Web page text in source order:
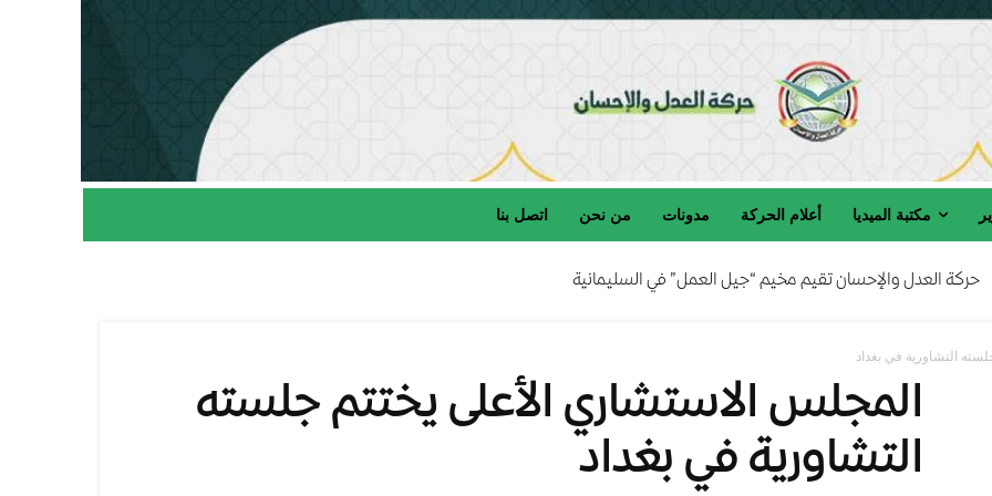
مكتبة الميديا أعلام الحركة مدونات من نحن اتصل بنا
حركة العدل والإحسان تقيم مخيم “جيل العمل” في السليمانية
العدل والإحسان تنعى المربي الفاضل الحاج صالح السامرائي رحمه الله
التشاورية في بغداد
المجلس الاستشاري الأعلى يختتم جلسته
التشاورية في بغداد